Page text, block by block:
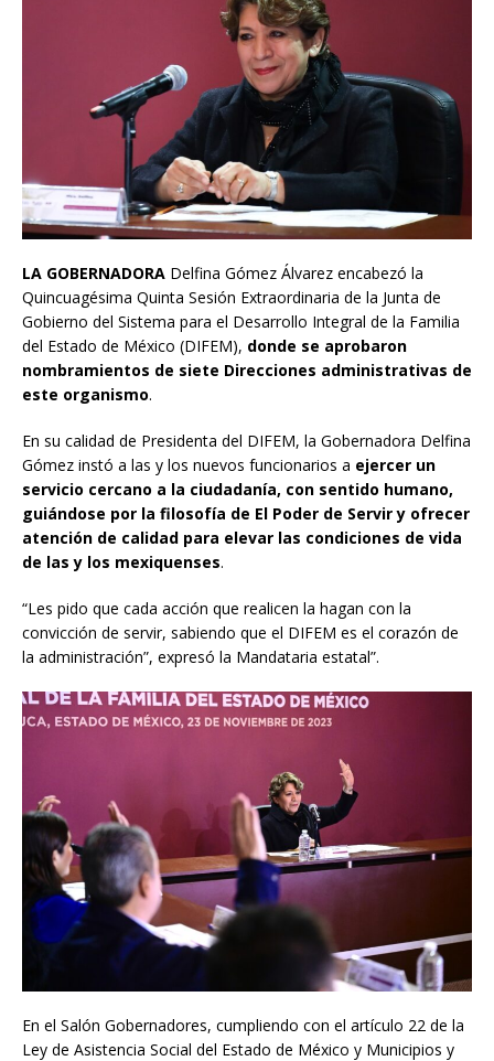
LA GOBERNADORA Delfina Gómez Álvarez encabezó la
Quincuagésima Quinta Sesión Extraordinaria de la Junta de
Gobierno del Sistema para el Desarrollo Integral de la Familia
del Estado de México (DIFEM), donde se aprobaron
nombramientos de siete Direcciones administrativas de
este organismo.
En su calidad de Presidenta del DIFEM, la Gobernadora Delfina
Gómez instó a las y los nuevos funcionarios a ejercer un
servicio cercano a la ciudadanía, con sentido humano,
guiándose por la filosofía de El Poder de Servir y ofrecer
atención de calidad para elevar las condiciones de vida
de las y los mexiquenses.
“Les pido que cada acción que realicen la hagan con la
convicción de servir, sabiendo que el DIFEM es el corazón de
la administración”, expresó la Mandataria estatal”.
En el Salón Gobernadores, cumpliendo con el artículo 22 de la
Ley de Asistencia Social del Estado de México y Municipios y